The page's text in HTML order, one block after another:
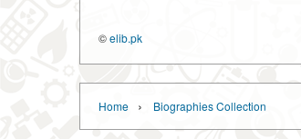
©elib.pk
Home › Biographies Collection